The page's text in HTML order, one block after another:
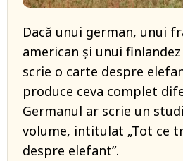
Dacă unui german, unui
american și unui
scrie o carte despre
produce ceva complet
Germanul ar scrie un
volume, intitulat „Tot ce
despre elefant”.